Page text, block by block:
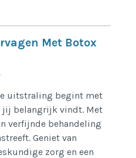
Met Botox
uitstraling begint met
jij belangrijk vindt. Met
verfijnde behandeling
Geniet van
zorg en een